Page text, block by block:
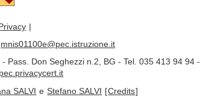
mnis01100e@pec.istruzione.it
Pass. Don Seghezzi n.2, BG - Tel. 035 413 94 94 -
SALVI e Stefano SALVI [Credits]